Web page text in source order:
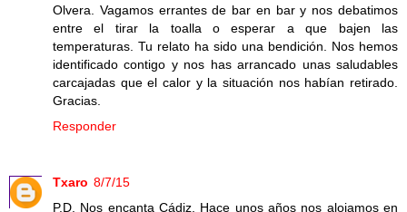
Olvera. Vagamos errantes de bar en bar y nos debatimos
entre el tirar la toalla o esperar a que bajen las
temperaturas. Tu relato ha sido una bendición. Nos hemos
identificado contigo y nos has arrancado unas saludables
carcajadas que el calor y la situación nos habían retirado.
Gracias.
Responder
Txaro 8/7/15
P.D. Nos encanta Cádiz. Hace unos años nos alojamos en